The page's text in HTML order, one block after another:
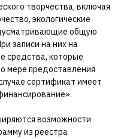
творчества, включая
экологические
общую
записи на них на
средства, которые
мере предоставления
сертификат имеет
возможности
из реестра